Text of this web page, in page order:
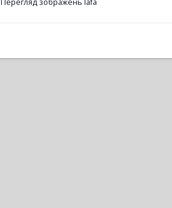
Перегляд зображень lafa